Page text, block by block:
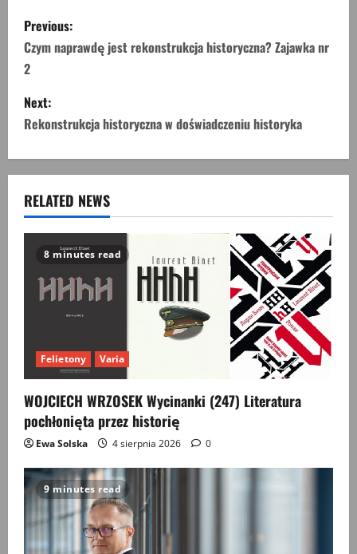
P
o
s
t
n
a
v
i
o
n
Previous:
Czym naprawdę jest rekonstrukcja historyczna? Zajawka nr
2
Next:
Rekonstrukcja historyczna w doświadczeniu historyka
RELATED NEWS
8 minutes read
Felietony Varia
WOJCIECH WRZOSEK Wycinanki (247) Literatura
pochłonięta przez historię
Ewa Solska 4 sierpnia 2026 0
9 minutes read